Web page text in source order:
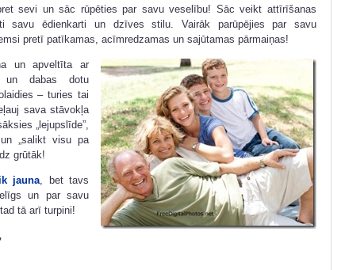
sevi un sāc rūpēties par savu veselību! Sāc veikt attīrīšanas
savu ēdienkarti un dzīves stilu. Vairāk parūpējies par savu
pretī patīkamas, acīmredzamas un sajūtamas pārmaiņas!
un apveltīta ar
un dabas dotu
– turies tai
sava stāvokļa
„lejupslīde”,
„salikt visu pa
grūtāk!
jauna, bet tavs
un par savu
tā arī turpini!